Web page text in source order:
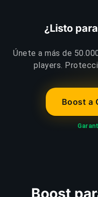
¿Listo
Únete a más de
players.
Boost a
Boost